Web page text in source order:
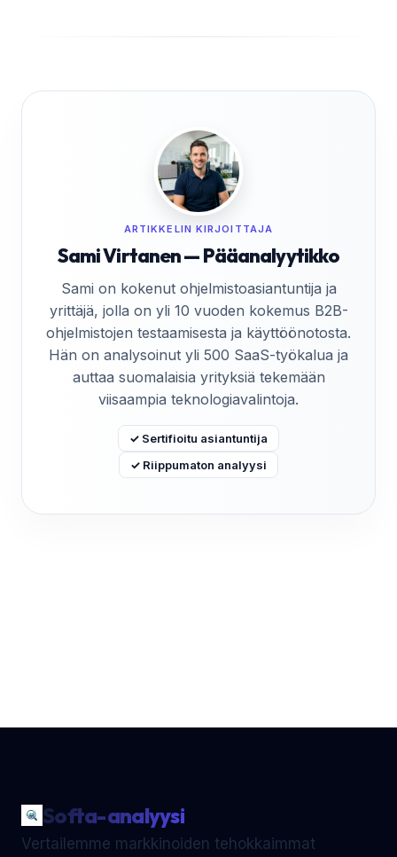
ARTIKKELIN KIRJOITTAJA
Sami Virtanen — Pääanalyytikko
Sami on kokenut ohjelmistoasiantuntija ja
yrittäjä, jolla on yli 10 vuoden kokemus B2B-
ohjelmistojen testaamisesta ja käyttöönotosta.
Hän on analysoinut yli 500 SaaS-työkalua ja
auttaa suomalaisia yrityksiä tekemään
viisaampia teknologiavalintoja.
✓ Sertifioitu asiantuntija
✓ Riippumaton analyysi
Softa-analyysi
Vertailemme markkinoiden tehokkaimmat